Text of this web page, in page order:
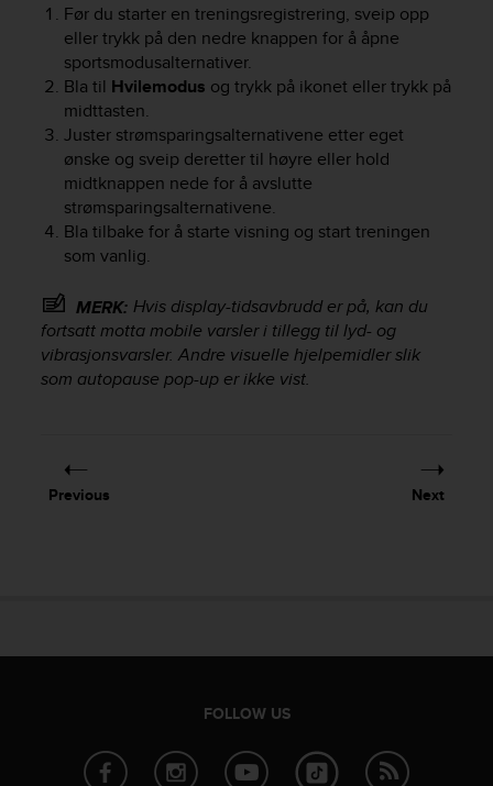
Før du starter en treningsregistrering, sveip opp
eller trykk på den nedre knappen for å åpne
sportsmodusalternativer.
Bla til Hvilemodus og trykk på ikonet eller trykk på
midttasten.
Juster strømsparingsalternativene etter eget
ønske og sveip deretter til høyre eller hold
midtknappen nede for å avslutte
strømsparingsalternativene.
Bla tilbake for å starte visning og start treningen
som vanlig.
MERK: Hvis display-tidsavbrudd er på, kan du
fortsatt motta mobile varsler i tillegg til lyd- og
vibrasjonsvarsler. Andre visuelle hjelpemidler slik
som autopause pop-up er ikke vist.
Previous Next
FOLLOW US